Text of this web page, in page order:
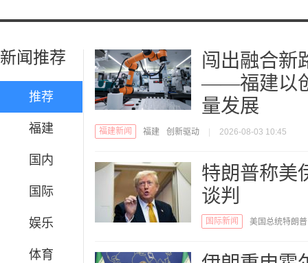
新闻推荐
推荐
福建
国内
国际
娱乐
体育
闯出融合新
——福建以
量发展
福建新闻 福建 创新驱动 2026-08-03 10:45
特朗普称美
谈判
国际新闻 美国总统特朗普